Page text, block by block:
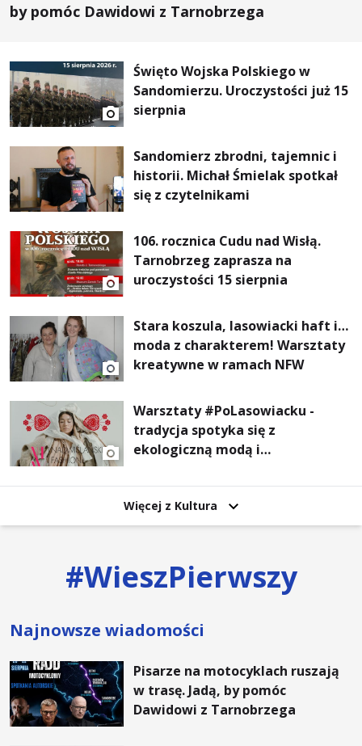
by pomóc Dawidowi z Tarnobrzega
Święto Wojska Polskiego w
Sandomierzu. Uroczystości już 15
sierpnia
Sandomierz zbrodni, tajemnic i
historii. Michał Śmielak spotkał
się z czytelnikami
106. rocznica Cudu nad Wisłą.
Tarnobrzeg zaprasza na
uroczystości 15 sierpnia
Stara koszula, lasowiacki haft i…
moda z charakterem! Warsztaty
kreatywne w ramach NFW
Warsztaty #PoLasowiacku -
tradycja spotyka się z
ekologiczną modą i
Więcej z Kultura
#WieszPierwszy
Najnowsze wiadomości
Pisarze na motocyklach ruszają
w trasę. Jadą, by pomóc
Dawidowi z Tarnobrzega